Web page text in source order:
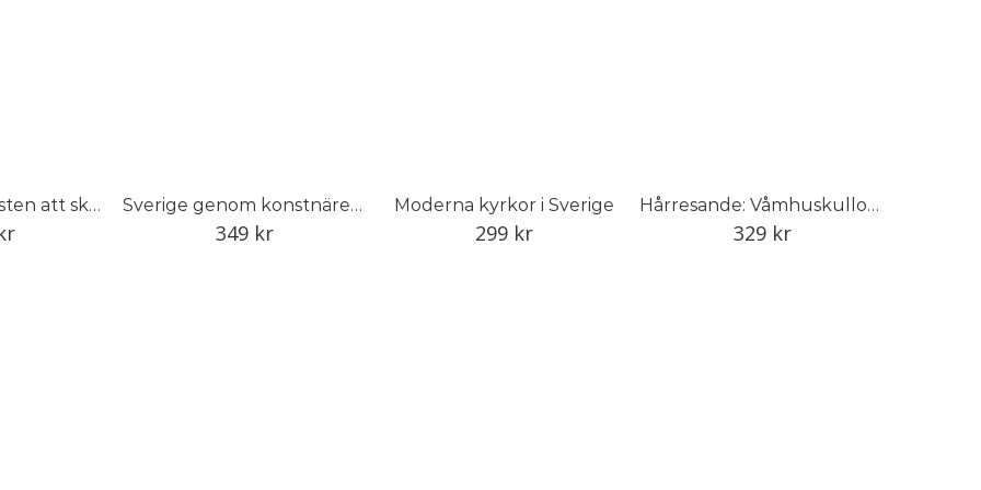
Ulla Molin : Konsten att skapa den tidlösa trädgården Sverige genom konstnärens öga
349 kr
Moderna kyrkor i Sverige
299 kr
Hårresande: Våmhuskullornas hårsmycken och vandringar
329 kr